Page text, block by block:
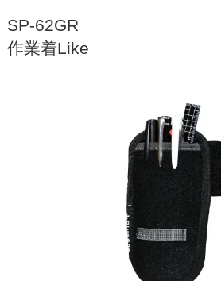
SP-62GR
作業着Like